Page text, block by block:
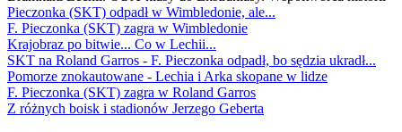
Pieczonka (SKT) odpadł w Wimbledonie, ale...
F. Pieczonka (SKT) zagra w Wimbledonie
Krajobraz po bitwie... Co w Lechii...
SKT na Roland Garros - F. Pieczonka odpadł, bo sędzia ukradł...
Pomorze znokautowane - Lechia i Arka skopane w lidze
F. Pieczonka (SKT) zagra w Roland Garros
Z różnych boisk i stadionów Jerzego Geberta